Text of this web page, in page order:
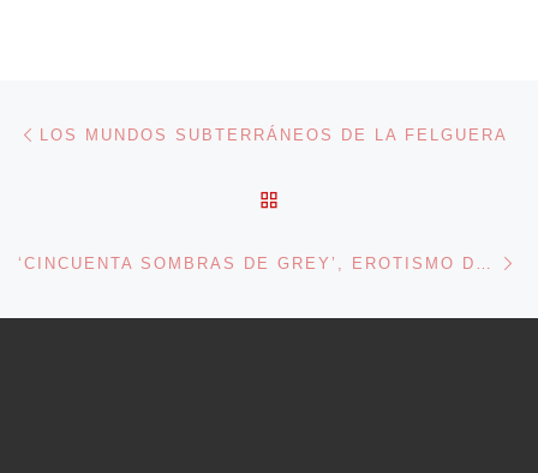
Navegación de entradas
LOS MUNDOS SUBTERRÁNEOS DE LA FELGUERA